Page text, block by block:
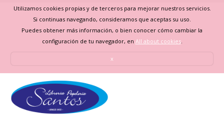
Utilizamos cookies propias y de terceros para mejorar nuestros servicios.
Si continuas navegando, consideramos que aceptas su uso.
Puedes obtener más información, o bien conocer cómo cambiar la
configuración de tu navegador, en All about cookies.
x